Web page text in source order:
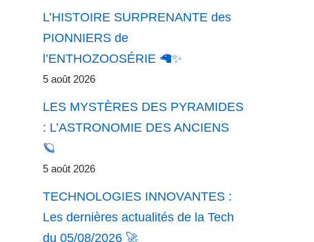
L’HISTOIRE SURPRENANTE des
PIONNIERS de
l’ENTHOZOOSÉRIE 🦙✨
5 août 2026
LES MYSTÈRES DES PYRAMIDES
: L’ASTRONOMIE DES ANCIENS
🪐
5 août 2026
TECHNOLOGIES INNOVANTES :
Les dernières actualités de la Tech
du 05/08/2026 🚀